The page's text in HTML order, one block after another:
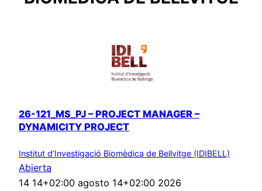
26-121_MS_PJ – PROJECT MANAGER –
DYNAMICITY PROJECT
Institut d’Investigació Biomèdica de Bellvitge (IDIBELL)
Abierta
14 14+02:00 agosto 14+02:00 2026